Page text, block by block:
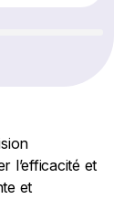
l’efficacité et
et